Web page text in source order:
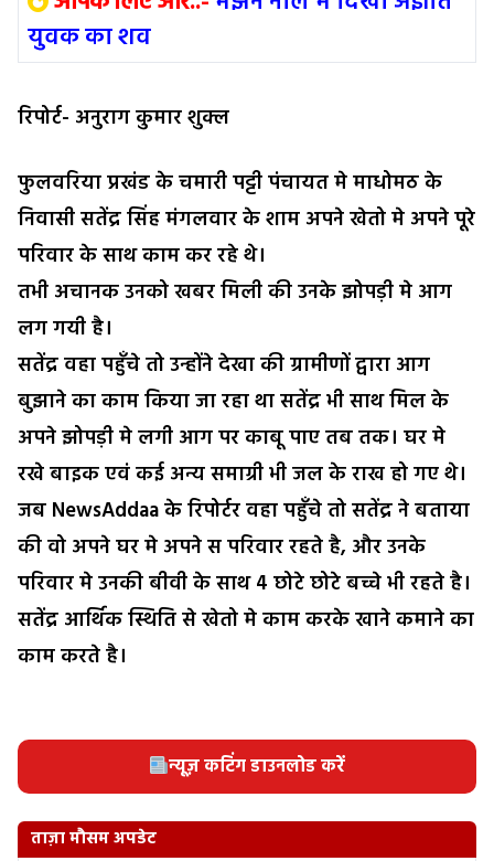
युवक का शव
रिपोर्ट- अनुराग कुमार शुक्ल
फुलवरिया प्रखंड के चमारी पट्टी पंचायत मे माधोमठ के
निवासी सतेंद्र सिंह मंगलवार के शाम अपने खेतो मे अपने पूरे
परिवार के साथ काम कर रहे थे।
तभी अचानक उनको खबर मिली की उनके झोपड़ी मे आग
लग गयी है।
सतेंद्र वहा पहुँचे तो उन्होंने देखा की ग्रामीणों द्वारा आग
बुझाने का काम किया जा रहा था सतेंद्र भी साथ मिल के
अपने झोपड़ी मे लगी आग पर काबू पाए तब तक। घर मे
रखे बाइक एवं कई अन्य समाग्री भी जल के राख हो गए थे।
जब NewsAddaa के रिपोर्टर वहा पहुँचे तो सतेंद्र ने बताया
की वो अपने घर मे अपने स परिवार रहते है, और उनके
परिवार मे उनकी बीवी के साथ 4 छोटे छोटे बच्चे भी रहते है।
सतेंद्र आर्थिक स्थिति से खेतो मे काम करके खाने कमाने का
काम करते है।
न्यूज़ कटिंग डाउनलोड करें
ताज़ा मौसम अपडेट